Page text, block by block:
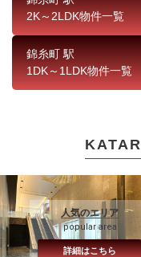
2K～2LDK物件一覧
錦糸町 駅
1DK～1LDK物件一覧
人気のエリア
popular area
詳細はこちら